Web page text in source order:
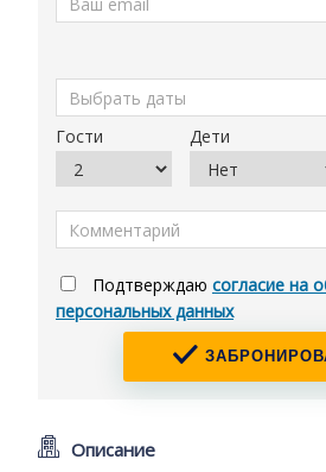
Гости Дети
Подтверждаю согласие на
персональных данных
Описание